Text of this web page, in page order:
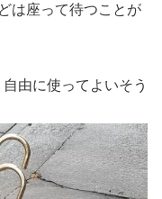
は座って待つことが
由に使ってよいそう